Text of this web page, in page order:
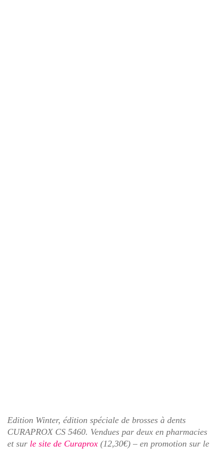
Edition Winter, édition spéciale de brosses à dents
CURAPROX CS 5460. Vendues par deux en pharmacies
et sur le site de Curaprox (12,30€) – en promotion sur le